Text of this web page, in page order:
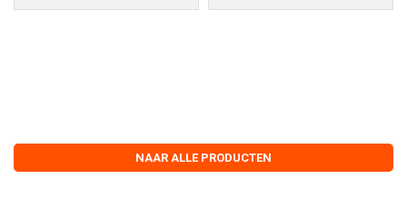
NAAR ALLE PRODUCTEN